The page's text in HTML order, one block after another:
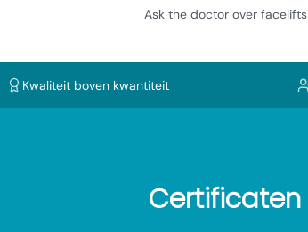
Ask the doctor over facelifts
Kwaliteit boven kwantiteit
Certificaten